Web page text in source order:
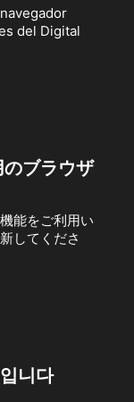
del Digital
ブラウザ
能をご利用い
してくださ
니다